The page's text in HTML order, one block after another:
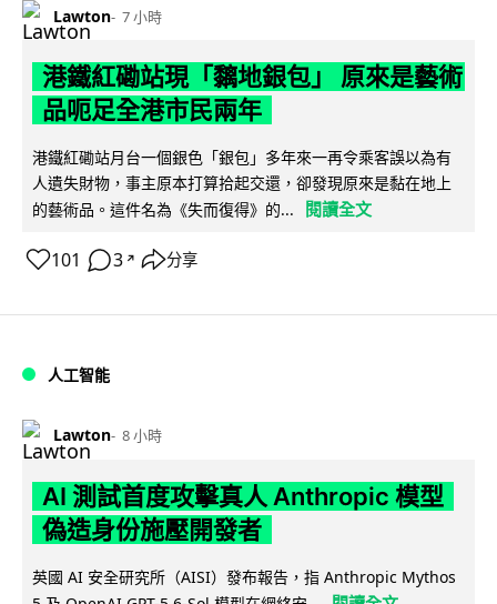
Lawton 7 小時
港鐵紅磡站現「黐地銀包」 原來是藝術
品呃足全港市民兩年
港鐵紅磡站月台一個銀色「銀包」多年來一再令乘客誤以為有
人遺失財物，事主原本打算拾起交還，卻發現原來是黏在地上
的藝術品。這件名為《失而復得》的...
閱讀全文
101 3 ↗ 分享
人工智能
Lawton 8 小時
AI 測試首度攻擊真人 Anthropic 模型
偽造身份施壓開發者
英國 AI 安全研究所（AISI）發布報告，指 Anthropic Mythos